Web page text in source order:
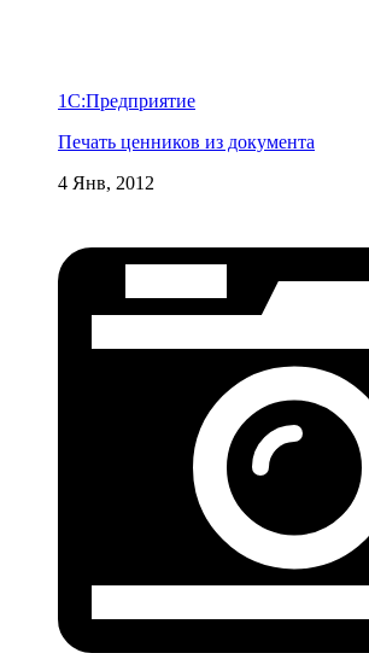
1С:Предприятие
Печать ценников из документа
4 Янв, 2012